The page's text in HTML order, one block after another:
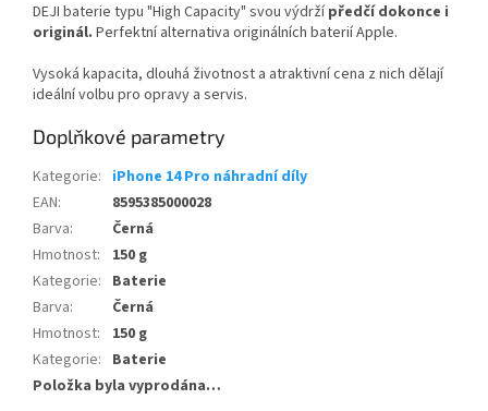
DEJI baterie typu "High Capacity" svou výdržípředčí dokonce i
originál. Perfektní alternativa originálních baterií Apple.
Vysoká kapacita, dlouhá životnost a atraktivní cena z nich dělají
ideální volbu pro opravy a servis.
Doplňkové parametry
Kategorie: iPhone 14 Pro náhradní díly
EAN:
8595385000028
Barva:
Černá
Hmotnost:
150 g
Kategorie: Baterie
Barva:
Černá
Hmotnost:
150 g
Kategorie: Baterie
Položka byla vyprodána…